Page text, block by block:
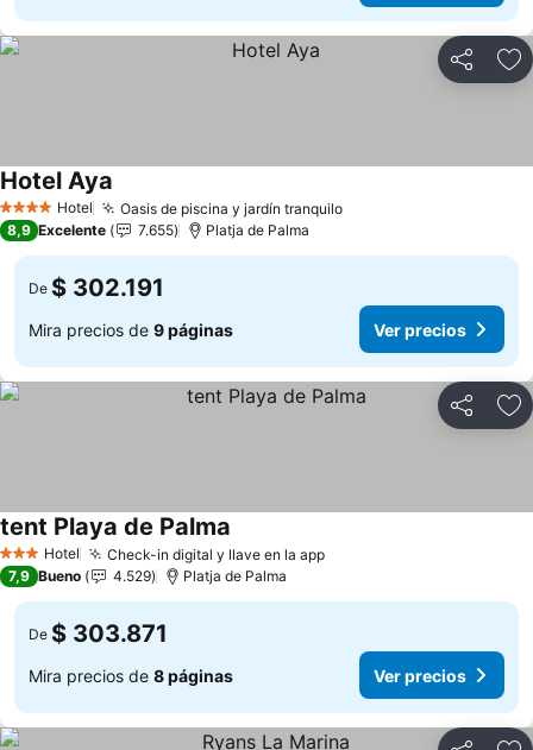
Compartir
4 EstrellasHotel Oasis de piscina y jardín tranquiloVer precios
Hotel Aya
8,9 Excelente 7.655 Platja de Palma
De $ 302.191
Mira precios de 9 páginas Ver precios
Compartir
3 Estrellas
Hotel Check-in digital y llave en la appVer precios
tent Playa de Palma
7,9 Bueno 4.529 Platja de Palma
De $ 303.871
Mira precios de 8 páginas Ver precios